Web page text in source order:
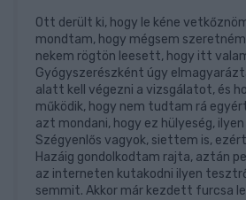
Ott derült ki, hogy le kéne
mondtam, hogy mégsem
nekem rögtön leesett, hogy itt
Gyógyszerészként úgy
alatt kell végezni a vizsgálatot, és
működik, hogy nem tudtam rá
azt mondani, hogy ez hülyeség,
Szégyenlős vagyok, siettem is,
Hazáig gondolkodtam rajta, aztán
az interneten kutakodni ilyen
semmit. Akkor már kezdett furcsa